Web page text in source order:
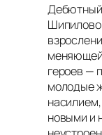
Дебютный
героев —
молодые
новыми и